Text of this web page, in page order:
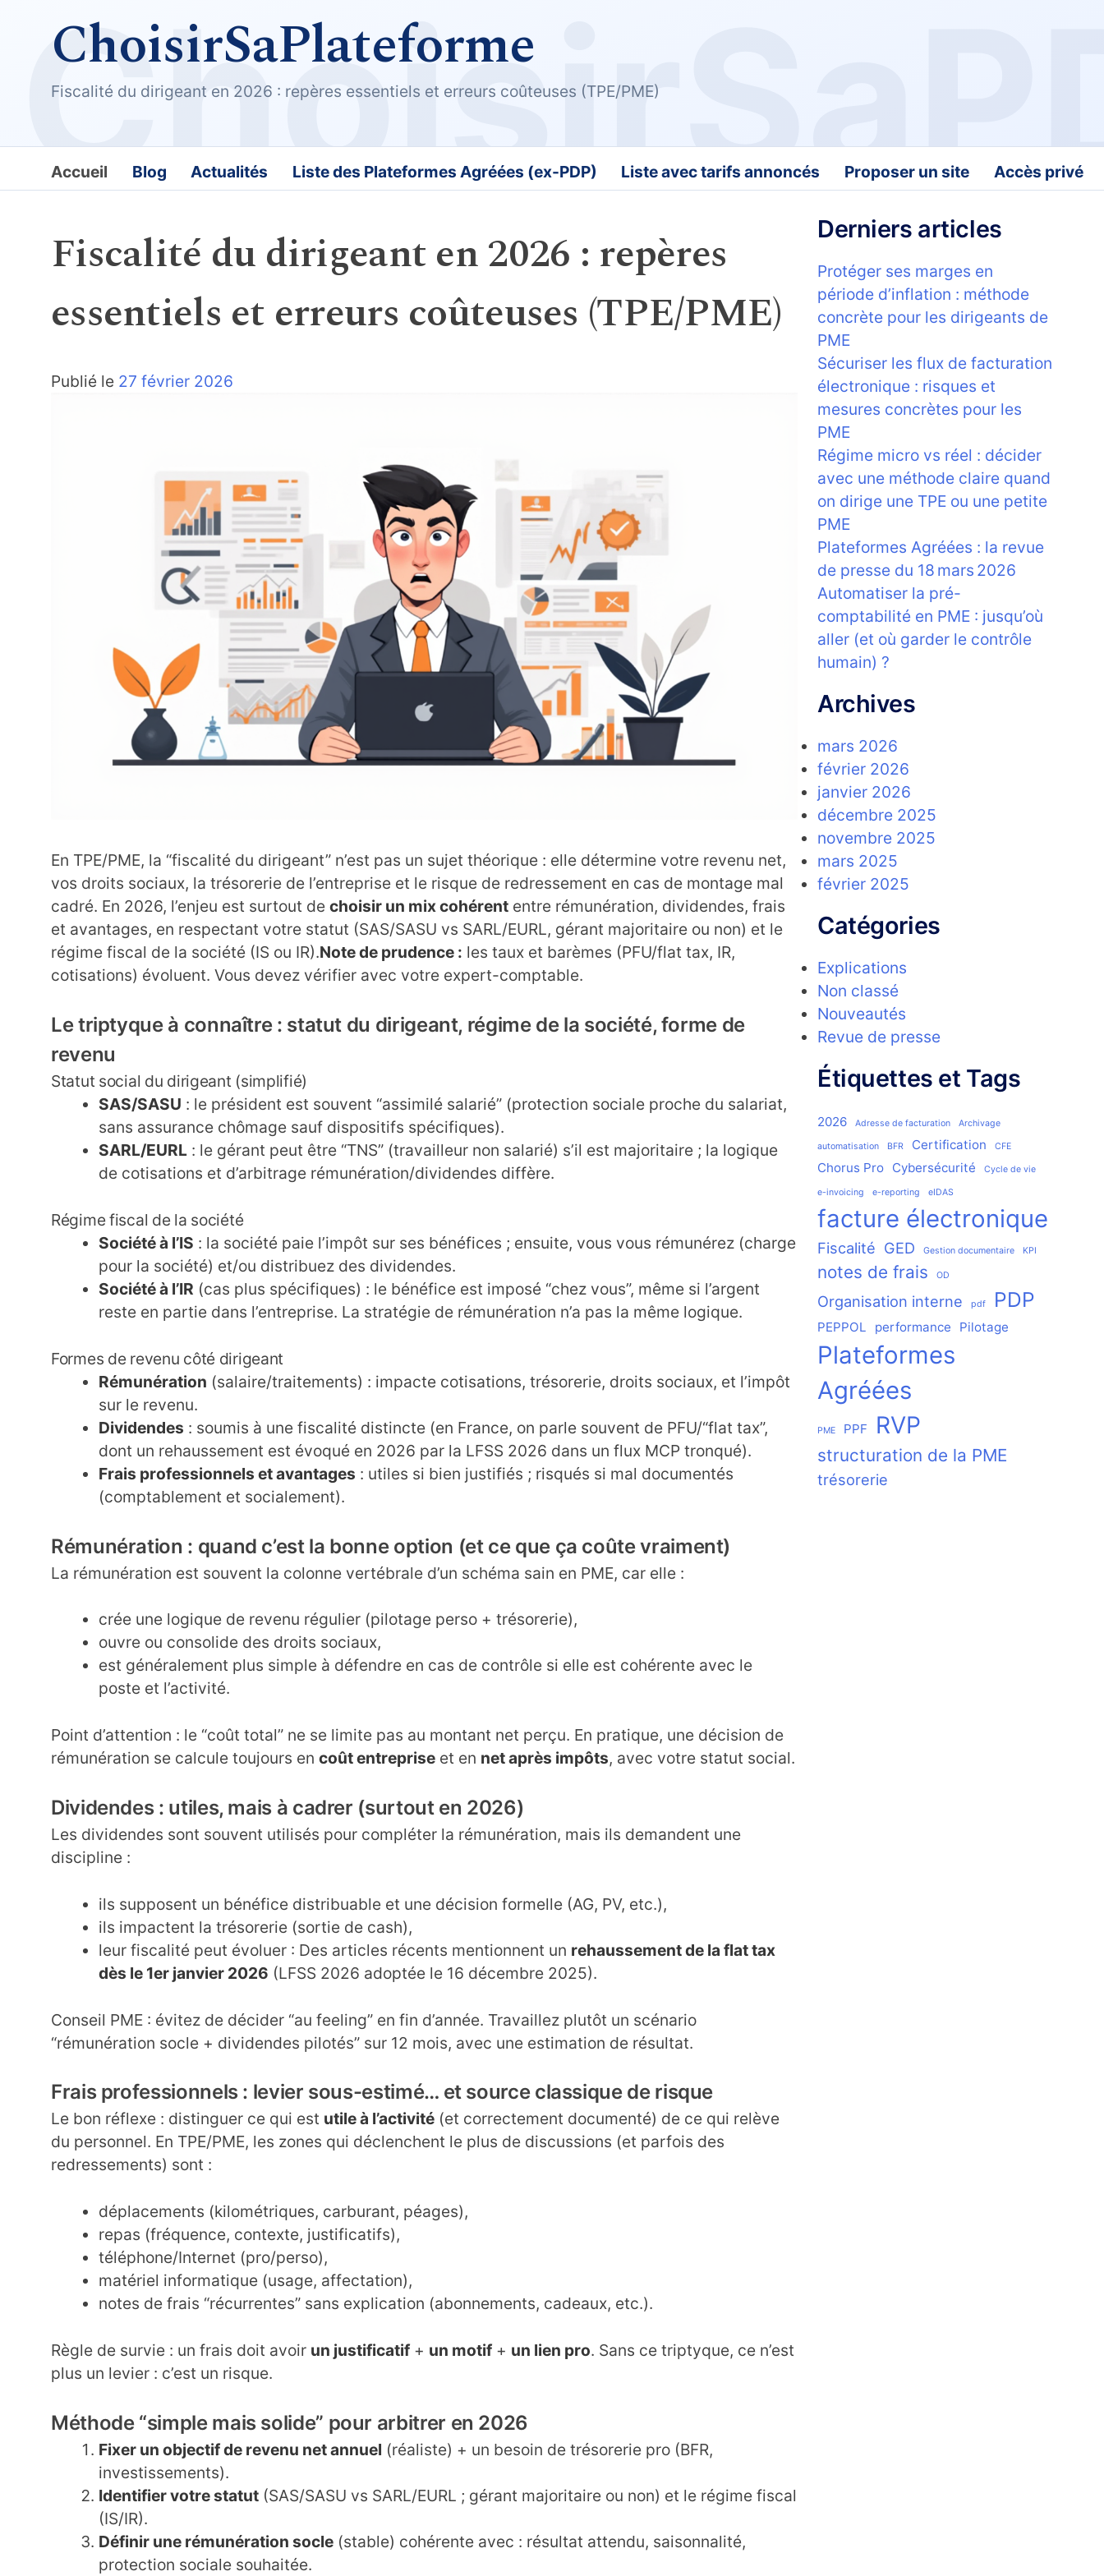
ChoisirSaPlateforme
Fiscalité du dirigeant en 2026 : repères essentiels et erreurs coûteuses (TPE/PME)
Accueil Blog Actualités Liste des Plateformes Agréées (ex-PDP) Liste avec tarifs annoncés Proposer un site Accès privé
Fiscalité du dirigeant en 2026 : repères
essentiels et erreurs coûteuses (TPE/PME)
Publié le 27 février 2026
En TPE/PME, la “fiscalité du dirigeant” n’est pas un sujet théorique : elle détermine votre revenu net,
vos droits sociaux, la trésorerie de l’entreprise et le risque de redressement en cas de montage mal
cadré. En 2026, l’enjeu est surtout de choisir un mix cohérent entre rémunération, dividendes, frais
et avantages, en respectant votre statut (SAS/SASU vs SARL/EURL, gérant majoritaire ou non) et le
régime fiscal de la société (IS ou IR).Note de prudence : les taux et barèmes (PFU/flat tax, IR,
cotisations) évoluent. Vous devez vérifier avec votre expert-comptable.
Le triptyque à connaître : statut du dirigeant, régime de la société, forme de
revenu
Statut social du dirigeant (simplifié)
SAS/SASU : le président est souvent “assimilé salarié” (protection sociale proche du salariat,
sans assurance chômage sauf dispositifs spécifiques).
SARL/EURL: le gérant peut être “TNS” (travailleur non salarié) s’il est majoritaire ; la logique
de cotisations et d’arbitrage rémunération/dividendes diffère.
Régime fiscal de la société
Société à l’IS : la société paie l’impôt sur ses bénéfices ; ensuite, vous vous rémunérez (charge
pour la société) et/ou distribuez des dividendes.
Société à l’IR (cas plus spécifiques) : le bénéfice est imposé “chez vous”, même si l’argent
reste en partie dans l’entreprise. La stratégie de rémunération n’a pas la même logique.
Formes de revenu côté dirigeant
Rémunération (salaire/traitements) : impacte cotisations, trésorerie, droits sociaux, et l’impôt
sur le revenu.
Dividendes : soumis à une fiscalité distincte (en France, on parle souvent de PFU/“flat tax”,
dont un rehaussement est évoqué en 2026 par la LFSS 2026 dans un flux MCP tronqué).
Frais professionnels et avantages : utiles si bien justifiés ; risqués si mal documentés
(comptablement et socialement).
Rémunération : quand c’est la bonne option (et ce que ça coûte vraiment)
La rémunération est souvent la colonne vertébrale d’un schéma sain en PME, car elle :
crée une logique de revenu régulier (pilotage perso + trésorerie),
ouvre ou consolide des droits sociaux,
est généralement plus simple à défendre en cas de contrôle si elle est cohérente avec le
poste et l’activité.
Point d’attention : le “coût total” ne se limite pas au montant net perçu. En pratique, une décision de
rémunération se calcule toujours en coût entreprise et en net après impôts, avec votre statut social.
Dividendes : utiles, mais à cadrer (surtout en 2026)
Les dividendes sont souvent utilisés pour compléter la rémunération, mais ils demandent une
discipline :
ils supposent un bénéfice distribuable et une décision formelle (AG, PV, etc.),
ils impactent la trésorerie (sortie de cash),
leur fiscalité peut évoluer : Des articles récents mentionnent un rehaussement de la flat tax
dès le 1er janvier 2026 (LFSS 2026 adoptée le 16 décembre 2025).
Conseil PME : évitez de décider “au feeling” en fin d’année. Travaillez plutôt un scénario
“rémunération socle + dividendes pilotés” sur 12 mois, avec une estimation de résultat.
Frais professionnels : levier sous-estimé… et source classique de risque
Le bon réflexe : distinguer ce qui est utile à l’activité (et correctement documenté) de ce qui relève
du personnel. En TPE/PME, les zones qui déclenchent le plus de discussions (et parfois des
redressements) sont :
déplacements (kilométriques, carburant, péages),
repas (fréquence, contexte, justificatifs),
téléphone/Internet (pro/perso),
matériel informatique (usage, affectation),
notes de frais “récurrentes” sans explication (abonnements, cadeaux, etc.).
Règle de survie : un frais doit avoir un justificatif + un motif + un lien pro. Sans ce triptyque, ce n’est
plus un levier : c’est un risque.
Méthode “simple mais solide” pour arbitrer en 2026
Fixer un objectif de revenu net annuel (réaliste) + un besoin de trésorerie pro (BFR,
investissements).
Identifier votre statut(SAS/SASU vs SARL/EURL ; gérant majoritaire ou non) et le régime fiscal
(IS/IR).
Définir une rémunération socle(stable) cohérente avec : résultat attendu, saisonnalité,
protection sociale souhaitée.
Derniers articles
Protéger ses marges en
période d’inflation : méthode
concrète pour les dirigeants de
PME
Sécuriser les flux de facturation
électronique : risques et
mesures concrètes pour les
PME
Régime micro vs réel : décider
avec une méthode claire quand
on dirige une TPE ou une petite
PME
Plateformes Agréées : la revue
de presse du 18 mars 2026
Automatiser la pré-
comptabilité en PME : jusqu’où
aller (et où garder le contrôle
humain) ?
Archives
mars 2026
février 2026
janvier 2026
décembre 2025
novembre 2025
mars 2025
février 2025
Catégories
Explications
Non classé
Nouveautés
Revue de presse
Étiquettes et Tags
2026 Adresse de facturation Archivage
automatisation BFR Certification CFE
Chorus Pro Cybersécurité Cycle de vie
e-invoicing e-reporting eIDAS
facture électronique
Fiscalité GED Gestion documentaire KPI
notes de frais OD
Organisation interne pdf PDP
PEPPOL performance Pilotage
Plateformes
Agréées
PME PPF RVP
structuration de la PME
trésorerie